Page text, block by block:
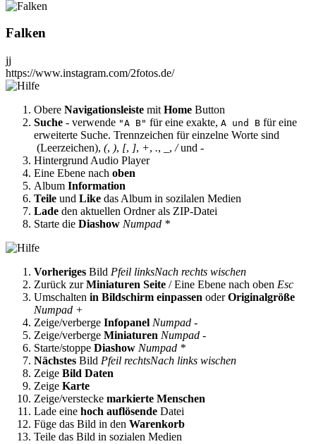
Falken
jj
https://www.instagram.com/2fotos.de/
Obere Navigationsleiste mit Home Button
Suche - verwende "A B" für eine exakte, A und B für eine
erweiterte Suche. Trennzeichen für einzelne Worte sind
(Leerzeichen), (, ), [, ], +, ., , /und -
Hintergrund Audio Player
Eine Ebene nach oben
Album Information
Teile und Like das Album in sozilalen Medien
Lade den aktuellen Ordner als ZIP-Datei
Starte die Diashow Numpad *
Vorheriges Bild Pfeil linksNach rechts wischen
Zurück zurMiniaturen Seite / Eine Ebene nach oben Esc
Umschalten in Bildschirm einpassen oderOriginalgröße
Numpad +
Zeige/verberge Infopanel Numpad -
Zeige/verberge Miniaturen Numpad -
Starte/stoppe Diashow Numpad *
Nächstes Bild Pfeil rechtsNach links wischen
Zeige Bild Daten
Zeige Karte
Zeige/verstecke markierte Menschen
Lade eine hoch auflösende Datei
Füge das Bild in den Warenkorb
Teile das Bild in sozialen Medien